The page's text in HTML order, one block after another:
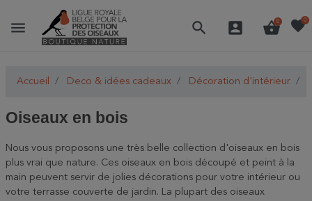
menu search account_box shopping_basket
0 favorite0
Accueil Deco & idées cadeaux Décoration d'intérieur
Oiseaux en bois
Nous vous proposons une très belle collection d'oiseaux en bois
plus vrai que nature. Ces oiseaux en bois découpé et peint à la
main peuvent servir de jolies décorations pour votre intérieur ou
votre terrasse couverte de jardin. La plupart des oiseaux